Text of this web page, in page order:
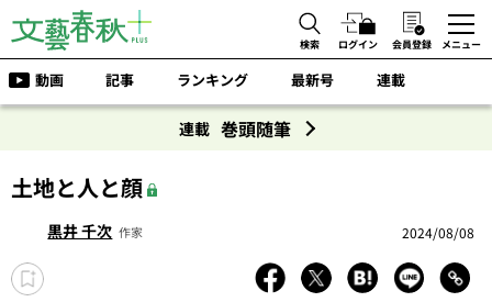
検索 ログイン 会員登録 メニュー
動画 記事 ランキング 最新号 連載
連載 巻頭随筆
土地と人と顔
黒井 千次 作家 2024/08/08